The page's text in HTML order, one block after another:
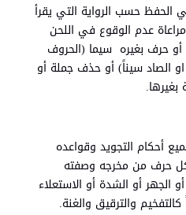
الحفظ حسب الرواية التي يقرأ
عدم الوقوع في اللحن
أو حرف بغيره سيما (الحروف
او الصاد سيناً) أو حذف جملة أو
أحكام التجويد وقواعده
حرف من مخرجه وصفته
الجهر أو الشدة أو الاستعلاء
والترقيق والغنة.